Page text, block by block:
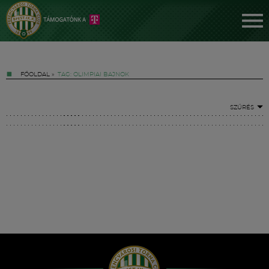
FŐOLDAL » TAG: OLIMPIAI BAJNOK
SZŰRÉS
Hírek